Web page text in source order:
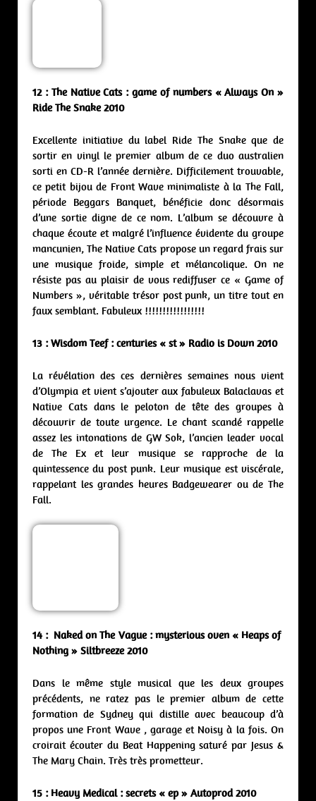
12 : The Native Cats : game of numbers « Always On »
Ride The Snake 2010
Excellente initiative du label Ride The Snake que de
sortir en vinyl le premier album de ce duo australien
sorti en CD-R l’année dernière. Difficilement trouvable,
ce petit bijou de Front Wave minimaliste à la The Fall,
période Beggars Banquet, bénéficie donc désormais
d’une sortie digne de ce nom. L’album se découvre à
chaque écoute et malgré l’influence évidente du groupe
mancunien, The Native Cats propose un regard frais sur
une musique froide, simple et mélancolique. On ne
résiste pas au plaisir de vous rediffuser ce « Game of
Numbers », véritable trésor post punk, un titre tout en
faux semblant. Fabuleux !!!!!!!!!!!!!!!!!
13 : Wisdom Teef : centuries « st » Radio is Down 2010
La révélation des ces dernières semaines nous vient
d’Olympia et vient s’ajouter aux fabuleux Balaclavas et
Native Cats dans le peloton de tête des groupes à
découvrir de toute urgence. Le chant scandé rappelle
assez les intonations de GW Sok, l’ancien leader vocal
de The Ex et leur musique se rapproche de la
quintessence du post punk. Leur musique est viscérale,
rappelant les grandes heures Badgewearer ou de The
Fall.
14 : Naked on The Vague : mysterious oven « Heaps of
Nothing » Siltbreeze 2010
Dans le même style musical que les deux groupes
précédents, ne ratez pas le premier album de cette
formation de Sydney qui distille avec beaucoup d’à
propos une Front Wave , garage et Noisy à la fois. On
croirait écouter du Beat Happening saturé par Jesus &
The Mary Chain. Très très prometteur.
15 : Heavy Medical : secrets « ep » Autoprod 2010